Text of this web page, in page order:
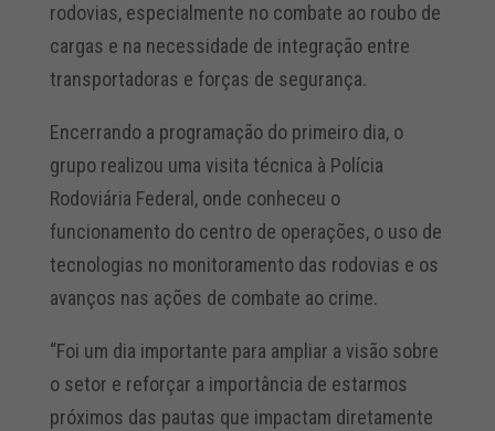
rodovias, especialmente no combate ao roubo de
cargas e na necessidade de integração entre
transportadoras e forças de segurança.
Encerrando a programação do primeiro dia, o
grupo realizou uma visita técnica à Polícia
Rodoviária Federal, onde conheceu o
funcionamento do centro de operações, o uso de
tecnologias no monitoramento das rodovias e os
avanços nas ações de combate ao crime.
“Foi um dia importante para ampliar a visão sobre
o setor e reforçar a importância de estarmos
próximos das pautas que impactam diretamente